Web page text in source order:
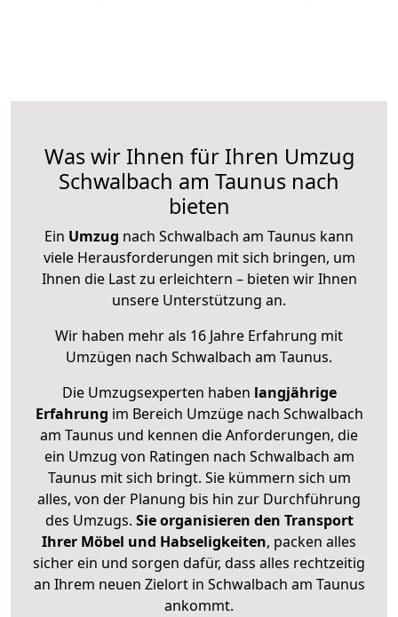
Was wir Ihnen für Ihren Umzug
Schwalbach am Taunus nach
bieten
Ein Umzug nach Schwalbach am Taunus kann
viele Herausforderungen mit sich bringen, um
Ihnen die Last zu erleichtern – bieten wir Ihnen
unsere Unterstützung an.
Wir haben mehr als 16 Jahre Erfahrung mit
Umzügen nach Schwalbach am Taunus.
Die Umzugsexperten haben langjährige
Erfahrung im Bereich Umzüge nach Schwalbach
am Taunus und kennen die Anforderungen, die
ein Umzug von Ratingen nach Schwalbach am
Taunus mit sich bringt. Sie kümmern sich um
alles, von der Planung bis hin zur Durchführung
des Umzugs. Sie organisieren den Transport
Ihrer Möbel und Habseligkeiten, packen alles
sicher ein und sorgen dafür, dass alles rechtzeitig
an Ihrem neuen Zielort in Schwalbach am Taunus
ankommt.